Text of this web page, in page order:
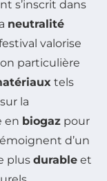
s’inscrit dans
neutralité
valorise
particulière
tels
la
en biogaz pour
d’un
plus durable et